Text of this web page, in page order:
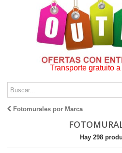
Transporte gratuito
Fotomurales por Marca
Hay 298